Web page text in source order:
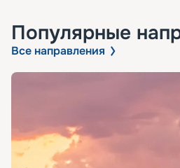
Популярные
Все направления